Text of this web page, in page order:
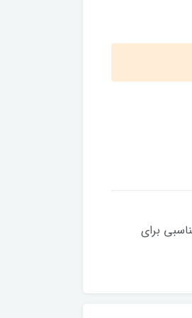
مناسبی برای